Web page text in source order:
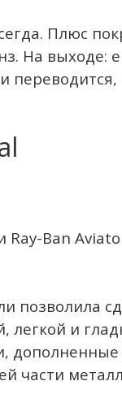
Плюс
На выходе:
позволила
легкой и
части